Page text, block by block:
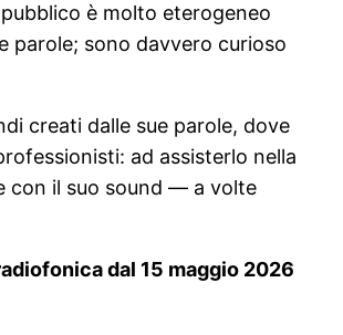
è molto eterogeneo
parole; sono davvero curioso
creati dalle sue parole, dove
ad assisterlo nella
con il suo sound — a volte
dal 15 maggio 2026